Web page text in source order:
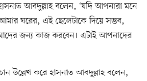
আবদুল্লাহ বলেন, ‘যদি আপনারা মনে
ঘরের, এই ছেলেটাকে দিয়ে সম্ভব,
জন্য কাজ করবেন। এটাই আপনাদের
উল্লেখ করে হাসনাত আবদুল্লাহ বলেন,